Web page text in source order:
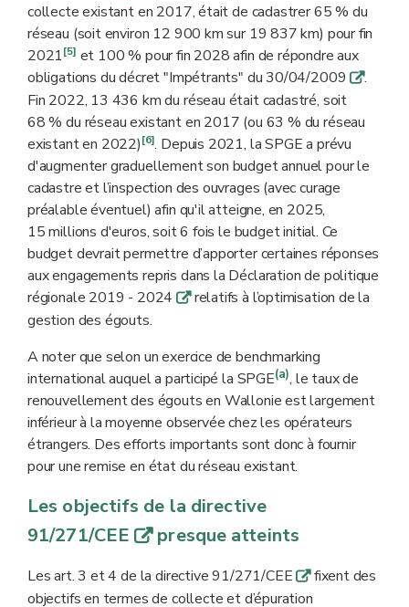
collecte existant en 2017, était de cadastrer 65 % du
réseau (soit environ 12 900 km sur 19 837 km) pour fin
2021[5] et 100 % pour fin 2028 afin de répondre aux
obligations du décret "Impétrants" du 30/04/2009q.
Fin 2022, 13 436 km du réseau était cadastré, soit
68 % du réseau existant en 2017 (ou 63 % du réseau
existant en 2022)[6]. Depuis 2021, la SPGE a prévu
d'augmenter graduellement son budget annuel pour le
cadastre et l’inspection des ouvrages (avec curage
préalable éventuel) afin qu'il atteigne, en 2025,
15 millions d'euros, soit 6 fois le budget initial. Ce
budget devrait permettre d’apporter certaines réponses
aux engagements repris dans la Déclaration de politique
régionale 2019 - 2024qrelatifs à l’optimisation de la
gestion des égouts.
A noter que selon un exercice de benchmarking
international auquel a participé la SPGE(a), le taux de
renouvellement des égouts en Wallonie est largement
inférieur à la moyenne observée chez les opérateurs
étrangers. Des efforts importants sont donc à fournir
pour une remise en état du réseau existant.
Les objectifs de la directive
91/271/CEEqpresque atteints
Les art. 3 et 4 de la directive 91/271/CEEqfixent des
objectifs en termes de collecte et d’épuration